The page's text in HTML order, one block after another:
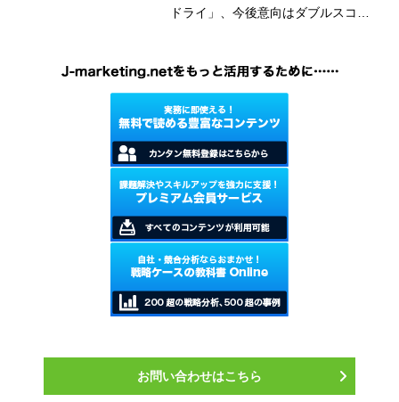
ドライ」、今後意向はダブルスコア
お問い合わせはこちら